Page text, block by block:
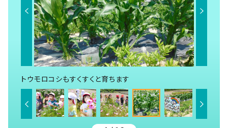
トウモロコシもすくすくと育ちます